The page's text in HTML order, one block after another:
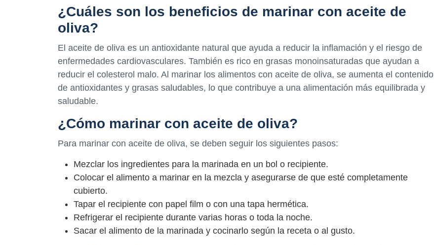
¿Cuáles son los beneficios de marinar con aceite de
oliva?
El aceite de oliva es un antioxidante natural que ayuda a reducir la inflamación y el riesgo de
enfermedades cardiovasculares. También es rico en grasas monoinsaturadas que ayudan a
reducir el colesterol malo. Al marinar los alimentos con aceite de oliva, se aumenta el contenido
de antioxidantes y grasas saludables, lo que contribuye a una alimentación más equilibrada y
saludable.
¿Cómo marinar con aceite de oliva?
Para marinar con aceite de oliva, se deben seguir los siguientes pasos:
Mezclar los ingredientes para la marinada en un bol o recipiente.
Colocar el alimento a marinar en la mezcla y asegurarse de que esté completamente
cubierto.
Tapar el recipiente con papel film o con una tapa hermética.
Refrigerar el recipiente durante varias horas o toda la noche.
Sacar el alimento de la marinada y cocinarlo según la receta o al gusto.